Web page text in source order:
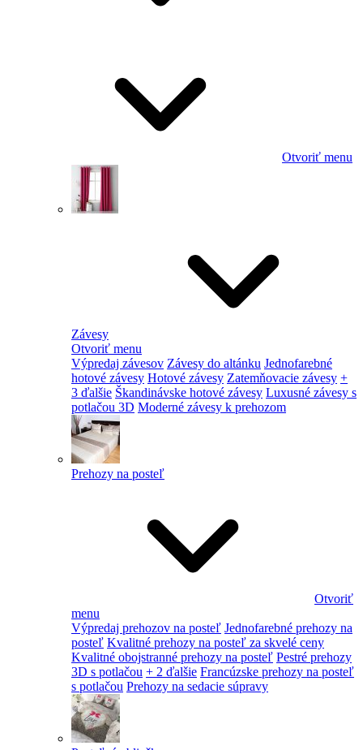
Otvoriť menu
Závesy
Otvoriť menu
Výpredaj závesov Závesy do altánku Jednofarebné
hotové závesy Hotové závesy Zatemňovacie závesy +
3 ďalšie Škandinávske hotové závesy Luxusné závesy s
potlačou 3D Moderné závesy k prehozom
Prehozy na posteľ
Otvoriť
menu
Výpredaj prehozov na posteľ Jednofarebné prehozy na
posteľ Kvalitné prehozy na posteľ za skvelé ceny
Kvalitné obojstranné prehozy na posteľ Pestré prehozy
3D s potlačou + 2 ďalšie Francúzske prehozy na posteľ
s potlačou Prehozy na sedacie súpravy